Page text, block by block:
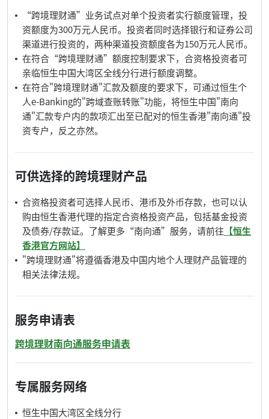
“跨境理财通”业务试点对单个投资者实行额度管理，投
资额度为300万元人民币。投资者同时选择银行和证券公司
渠道进行投资的，两种渠道投资额度各为150万元人民币。
在符合“跨境理财通”额度控制要求下，合资格投资者可
亲临恒生中国大湾区全线分行进行额度调整。
在符合"跨境理财通"汇款及额度的要求下，可通过恒生个
人e-Banking的"跨域查账转账"功能，将恒生中国"南向
通"汇款专户内的款项汇出至已配对的恒生香港"南向通"投
资专户，反之亦然。
可供选择的跨境理财产品
合资格投资者可选择人民币、港币及外币存款，也可以认
购由恒生香港代理的指定合资格投资产品，包括基金投资
及债券/存款证。了解更多“南向通”服务，请前往 【恒生
香港官方网站】
"跨境理财通"将遵循香港及中国内地个人理财产品管理的
相关法律法规。
服务申请表
跨境理财南向通服务申请表
专属服务网络
恒生中国大湾区全线分行